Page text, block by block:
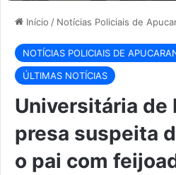
Início / Notícias Policiais de
NOTÍCIAS POLICIAIS DE
ÚLTIMAS NOTÍCIAS
Universitária de
presa suspeita
o pai com